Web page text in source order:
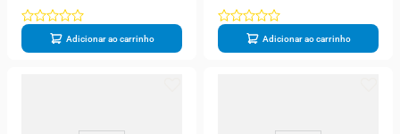
Adicionar ao carrinho Adicionar ao carrinho